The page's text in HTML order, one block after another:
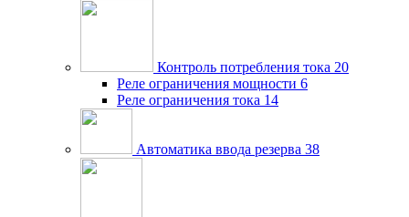
Контроль потребления тока 20
Реле ограничения мощности 6
Реле ограничения тока 14
Автоматика ввода резерва 38